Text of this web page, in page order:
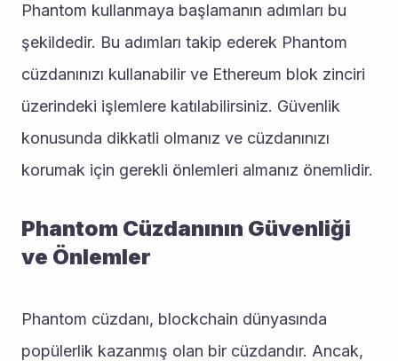
Phantom kullanmaya başlamanın adımları bu
şekildedir. Bu adımları takip ederek Phantom
cüzdanınızı kullanabilir ve Ethereum blok zinciri
üzerindeki işlemlere katılabilirsiniz. Güvenlik
konusunda dikkatli olmanız ve cüzdanınızı
korumak için gerekli önlemleri almanız önemlidir.
Phantom Cüzdanının Güvenliği
ve Önlemler
Phantom cüzdanı, blockchain dünyasında
popülerlik kazanmış olan bir cüzdandır. Ancak,